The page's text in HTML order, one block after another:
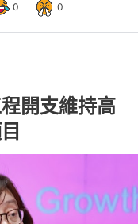
0 0
開支維持高